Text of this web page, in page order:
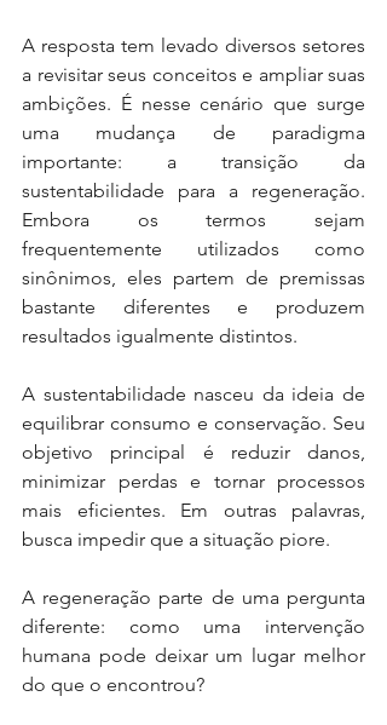
A resposta tem levado diversos setores
a revisitar seus conceitos e ampliar suas
ambições. É nesse cenário que surge
uma mudança de paradigma
importante: a transição da
sustentabilidade para a regeneração.
Embora os termos sejam
frequentemente utilizados como
sinônimos, eles partem de premissas
bastante diferentes e produzem
resultados igualmente distintos.
A sustentabilidade nasceu da ideia de
equilibrar consumo e conservação. Seu
objetivo principal é reduzir danos,
minimizar perdas e tornar processos
mais eficientes. Em outras palavras,
busca impedir que a situação piore.
A regeneração parte de uma pergunta
diferente: como uma intervenção
humana pode deixar um lugar melhor
do que o encontrou?